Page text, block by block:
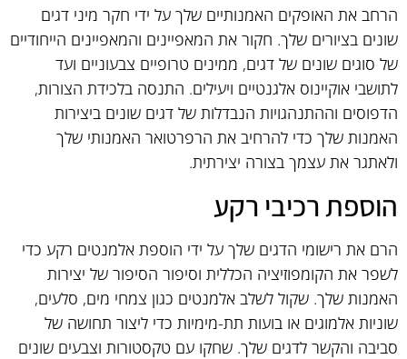
הרחב את האופקים האמנותיים שלך על ידי חקר מיני דגים
שונים בציורים שלך. חקור את המאפיינים והמאפיינים הייחודיים
של סוגים שונים של דגים, ממינים טרופיים צבעוניים ועד
לתושבי אוקיינוס אלגנטיים ויעילים. התנסה בלכידת הצורות,
הדפוסים וההתנהגויות הנבדלות של דגים שונים ביצירות
האמנות שלך כדי להרחיב את הרפרטואר האמנותי שלך
ולאתגר את עצמך בצורה יצירתית.
הוספת רכיבי רקע
הרם את רישומי הדגים שלך על ידי הוספת אלמנטים רקע כדי
לשפר את הקומפוזיציה הכללית וסיפור הסיפור של יצירות
האמנות שלך. שקול לשלב אלמנטים כגון צמחי מים, סלעים,
שוניות אלמוגים או בועות תת-מימיות כדי ליצור תחושה של
סביבה והקשר לדגים שלך. שחקו עם טקסטורות וצבעים שונים